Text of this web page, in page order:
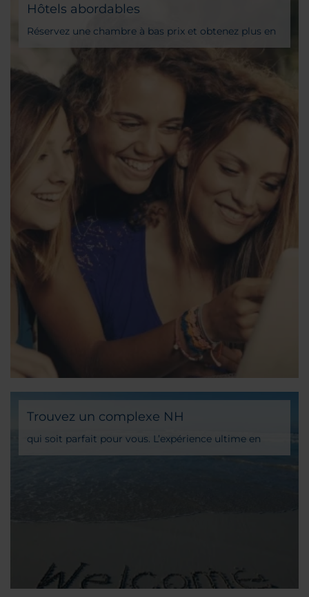
Hôtels abordables
Réservez une chambre à bas prix et obtenez plus en
payant moins avec NH
Trouvez un complexe NH
qui soit parfait pour vous. L’expérience ultime en
matière de vacances !